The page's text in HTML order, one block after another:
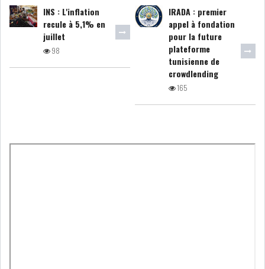
LEASING
LOGISTIQUE ET
TRANSPORT
TOURSIME
COMPOSANTS
CHIMIE
DISTRIBUTION
INS : L'inflation
recule à 5,1% en
juillet
98
IRADA : premier
appel à fondation
pour la future
plateforme
tunisienne de
crowdlending
165